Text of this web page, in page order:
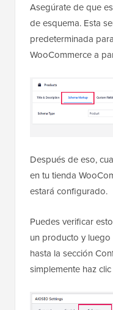
Asegúrate de que
de esquema. Esta
predeterminada
WooCommerce a
Después de eso,
en tu tienda
estará configurado.
Puedes verificar
un producto y
hasta la sección
simplemente haz